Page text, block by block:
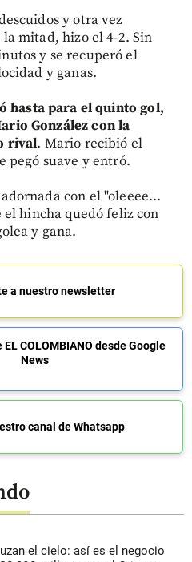
y otra vez
mitad, hizo el 4-2. Sin
y se recuperó el
y ganas.
hasta para el quinto gol,
González con la
rival. Mario recibió el
pegó suave y entró.
con el "oleeee...
el hincha quedó feliz con
y gana.
a nuestro newsletter
COLOMBIANO desde Google
News
canal de Whatsapp
el cielo: así es el negocio